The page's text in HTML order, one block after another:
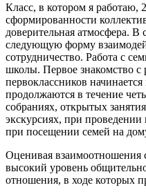
Класс, в котором я работаю,
сформированности
доверительная атмосфера.
следующую форму
сотрудничество. Работа с
школы. Первое знакомство с
первоклассников начинается
продолжаются в течение
собраниях, открытых
экскурсиях, при
при посещении семей на
Оценивая взаимоотношения
высокий уровень
отношения, в ходе которых